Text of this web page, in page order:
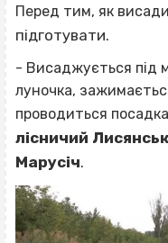
Перед тим, як
підготувати.
- Висаджується під
луночка,
проводиться
лісничий
Марусіч.